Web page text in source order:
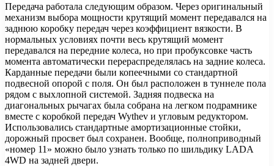
Передача работала следующим образом. Через оригинальный
механизм выбора мощности крутящий момент передавался на
заднюю коробку передач через коэффициент вязкости. В
нормальных условиях почти весь крутящий момент
передавался на передние колеса, но при пробуксовке часть
момента автоматически перераспределялась на задние колеса.
Карданные передачи были копеечными со стандартной
подвесной опорой с поля. Он был расположен в туннеле пола
рядом с выхлопной системой. Задняя подвеска на
диагональных рычагах была собрана на легком подрамнике
вместе с коробкой передач Wythev и угловым редуктором.
Использовались стандартные амортизационные стойки,
дорожный просвет был сохранен. Вообще, полноприводный
«номер 11» можно было узнать только по шильдику LADA
4WD на задней двери.